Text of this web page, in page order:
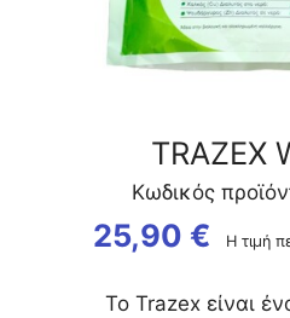
TRAZEX
Κωδικός
25,90 € Η τιμή
Το Trazex είναι